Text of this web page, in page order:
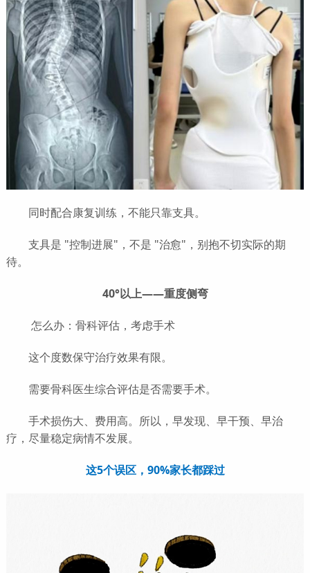
同时配合康复训练，不能只靠支具。
支具是 "控制进展"，不是 "治愈"，别抱不切实际的期
待。
40°以上——重度侧弯
怎么办：骨科评估，考虑手术
这个度数保守治疗效果有限。
需要骨科医生综合评估是否需要手术。
手术损伤大、费用高。所以，早发现、早干预、早治
疗，尽量稳定病情不发展。
这5个误区，90%家长都踩过